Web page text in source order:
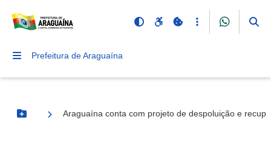
Prefeitura de Araguaína
Botão Menu
Araguaína conta com projeto de despoluição e